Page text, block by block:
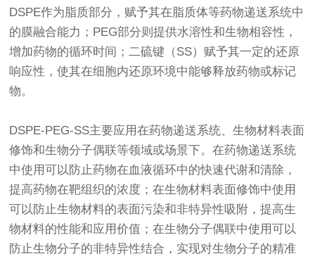
DSPE作为脂质部分，赋予其在脂质体等药物递送系统中
的膜融合能力；PEG部分则提供水溶性和生物相容性，
增加药物的循环时间；二硫键（SS）赋予其一定的还原
响应性，使其在细胞内还原环境中能够释放药物或标记
物。
DSPE-PEG-SS主要应用在药物递送系统、生物材料表面
修饰和生物分子偶联等领域或场景下。在药物递送系统
中使用可以防止药物在血液循环中的快速代谢和清除，
提高药物在靶组织的浓度；在生物材料表面修饰中使用
可以防止生物材料的表面污染和非特异性吸附，提高生
物材料的性能和应用价值；在生物分子偶联中使用可以
防止生物分子的非特异性结合，实现对生物分子的精准